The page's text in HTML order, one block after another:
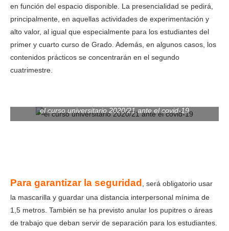
en función del espacio disponible. La presencialidad se pedirá,
principalmente, en aquellas actividades de experimentación y
alto valor, al igual que especialmente para los estudiantes del
primer y cuarto curso de Grado. Además, en algunos casos, los
contenidos prácticos se concentrarán en el segundo
cuatrimestre.
el curso universitario 2020/21 ante el covid-19
Para garantizar la seguridad
, será obligatorio usar
la mascarilla y guardar una distancia interpersonal mínima de
1,5 metros. También se ha previsto anular los pupitres o áreas
de trabajo que deban servir de separación para los estudiantes.